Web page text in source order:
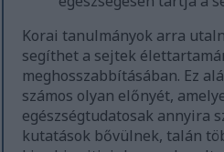
Korai tanulmányok arra
segíthet a sejtek
meghosszabbításában. Ez
számos olyan előnyét,
egészségtudatosak annyira
kutatások bővülnek, talán